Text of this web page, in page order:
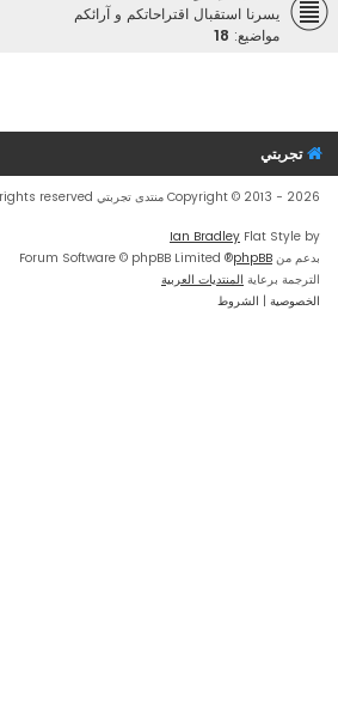
يسرنا استقبال اقتراحاتكم و آرائكم
مواضيع: 18
تجربتي
Copyright © 2013 - 2026 منتدى تجربتي All rights reserved.
Flat Style by
Ian Bradley
بدعم من phpBB
® Forum Software © phpBB Limited
الترجمة برعاية المنتديات العربية
الخصوصية | الشروط